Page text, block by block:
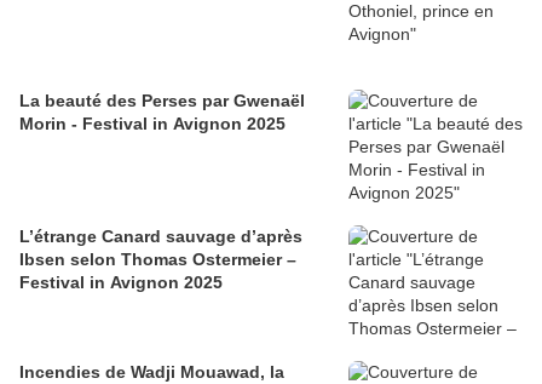
La beauté des Perses par Gwenaël
Morin - Festival in Avignon 2025
L’étrange Canard sauvage d’après
Ibsen selon Thomas Ostermeier –
Festival in Avignon 2025
Incendies de Wadji Mouawad, la